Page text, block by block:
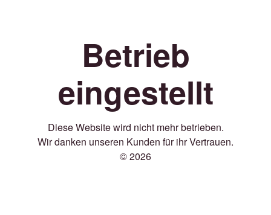
Betrieb
eingestellt
Diese Website wird nicht mehr betrieben.
Wir danken unseren Kunden für ihr Vertrauen.
© 2026